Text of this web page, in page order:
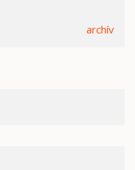
archív